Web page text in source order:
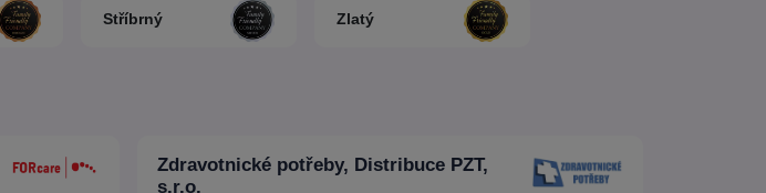
Stříbrný Zlatý
Zdravotnické potřeby, Distribuce PZT,
s.r.o.